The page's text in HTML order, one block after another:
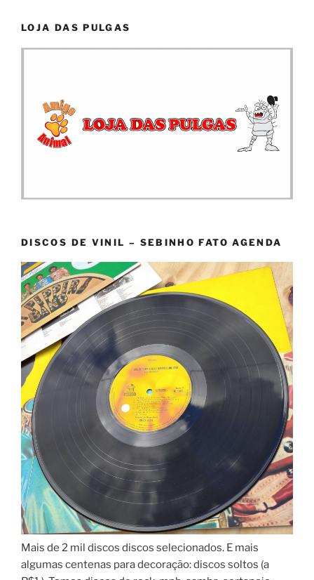
LOJA DAS PULGAS
DISCOS DE VINIL – SEBINHO FATO AGENDA
Mais de 2 mil discos discos selecionados. E mais
algumas centenas para decoração: discos soltos (a